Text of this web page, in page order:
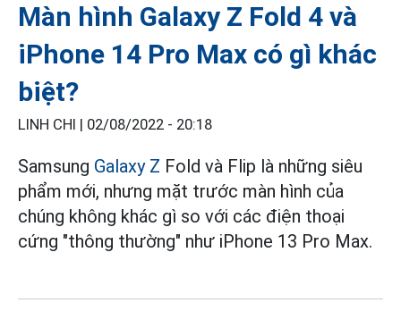
Màn hình Galaxy Z Fold 4 và
iPhone 14 Pro Max có gì khác
biệt?
LINH CHI | 02/08/2022 - 20:18
Samsung Galaxy Z Fold và Flip là những siêu
phẩm mới, nhưng mặt trước màn hình của
chúng không khác gì so với các điện thoại
cứng "thông thường" như iPhone 13 Pro Max.